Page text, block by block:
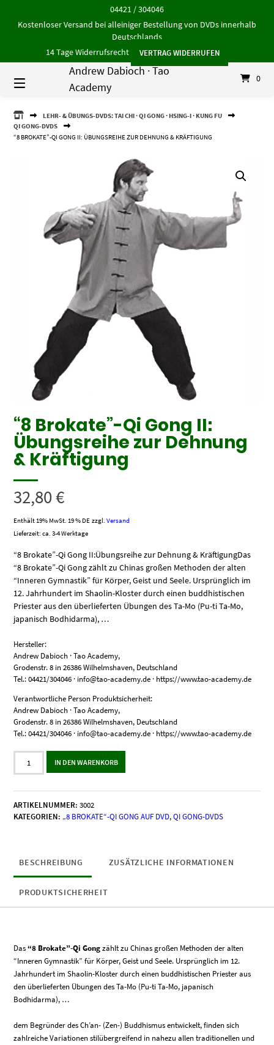
Inhalt
04421 / 304046
Kostenloser Versand bei alleiniger Bestellung von DVDs innerhalb
Deutschlands
14 Tage Widerrufsrecht
VERTRAG WIDERRUFEN
Andrew Dabioch · Tao
Academy
0
ANDREW
DABIOCH
·
LEHR- & ÜBUNGS-DVDS: TAI CHI · QI GONG · HSING-I · KUNG FU
QI GONG-DVDS
“8 BROKATE”-QI GONG II: ÜBUNGSREIHE ZUR DEHNUNG & KRÄFTIGUNG
“8 Brokate”-Qi Gong II:
Übungsreihe zur Dehnung
& Kräftigung
32,80€
Enthält 19% MwSt. 19 % DE zzgl.Versand
Lieferzeit: ca. 3-4 Werktage
“8 Brokate”-Qi Gong II:Übungsreihe zur Dehnung & KräftigungDas
“8 Brokate”-Qi Gong zählt zu Chinas großen Methoden der alten
“Inneren Gymnastik” für Körper, Geist und Seele. Ursprünglich im
12. Jahrhundert im Shaolin-Kloster durch einen buddhistischen
Priester aus den überlieferten Übungen des Ta-Mo (Pu-ti Ta-Mo,
japanisch Bodhidarma), …
Hersteller:
Andrew Dabioch · Tao Academy,
Grodenstr. 8 in 26386 Wilhelmshaven, Deutschland
Tel.: 04421/304046 · info@tao-academy.de · https://www.tao-academy.de
Verantwortliche Person Produktsicherheit:
Andrew Dabioch · Tao Academy,
Grodenstr. 8 in 26386 Wilhelmshaven, Deutschland
Tel.: 04421/304046 · info@tao-academy.de · https://www.tao-academy.de
"8
Brokate"-
Gong
II:
Übungsreihe
Kräftigung
IN DEN WARENKORB
ARTIKELNUMMER: 3002
KATEGORIEN: „8 BROKATE“-QI GONG AUF DVD,QI GONG-DVDS
BESCHREIBUNG ZUSÄTZLICHE INFORMATIONEN
PRODUKTSICHERHEIT
Das“8 Brokate”-Qi Gongzählt zu Chinas großen Methoden der alten
“Inneren Gymnastik” für Körper, Geist und Seele. Ursprünglich im 12.
Jahrhundert im Shaolin-Kloster durch einen buddhistischen Priester aus
den überlieferten Übungen des Ta-Mo (Pu-ti Ta-Mo, japanisch
Bodhidarma), …
dem Begründer des Ch’an- (Zen-) Buddhismus entwickelt, finden sich
zahlreiche Variationen stilübergreifend in nahezu allen traditionellen und